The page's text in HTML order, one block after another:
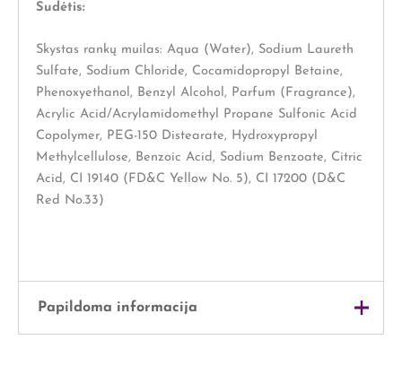
Sudėtis:
Skystas rankų muilas: Aqua (Water), Sodium Laureth
Sulfate, Sodium Chloride, Cocamidopropyl Betaine,
Phenoxyethanol, Benzyl Alcohol, Parfum (Fragrance),
Acrylic Acid/Acrylamidomethyl Propane Sulfonic Acid
Copolymer, PEG-150 Distearate, Hydroxypropyl
Methylcellulose, Benzoic Acid, Sodium Benzoate, Citric
Acid, CI 19140 (FD&C Yellow No. 5), CI 17200 (D&C
Red No.33)
Papildoma informacija